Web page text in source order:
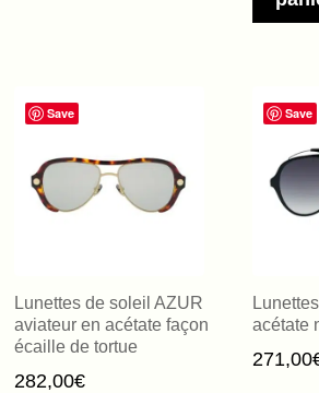
Save
Lunettes de soleil AZUR
aviateur en acétate façon
écaille de tortue
282,00€
Save
acétate
271,00